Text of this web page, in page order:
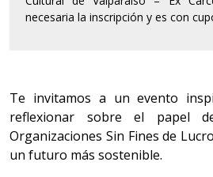
necesaria la inscripción y es con
Te invitamos a un evento
reflexionar sobre el papel
Organizaciones Sin Fines de
un futuro más sostenible.